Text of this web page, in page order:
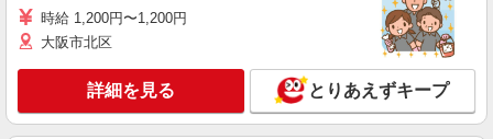
時給 1,200円〜1,200円
大阪市北区
詳細を見る とりあえずキープ